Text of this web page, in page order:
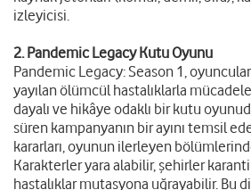
izleyicisi.
2. Pandemic Legacy Kutu Oyunu
Pandemic Legacy: Season 1,
yayılan ölümcül hastalıklarla
dayalı ve hikâye odaklı bir kutu
süren kampanyanın bir ayını temsil
kararları, oyunun ilerleyen
Karakterler yara alabilir, şehirler
hastalıklar mutasyona uğrayabilir. Bu